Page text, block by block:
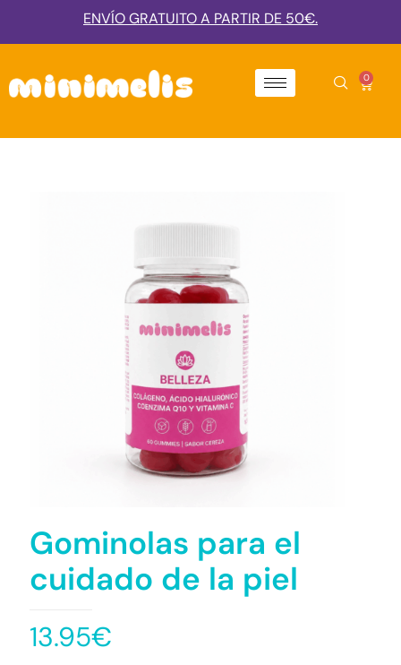
ENVÍO GRATUITO A PARTIR DE 50€.
0
Gominolas para el
cuidado de la piel
13.95€